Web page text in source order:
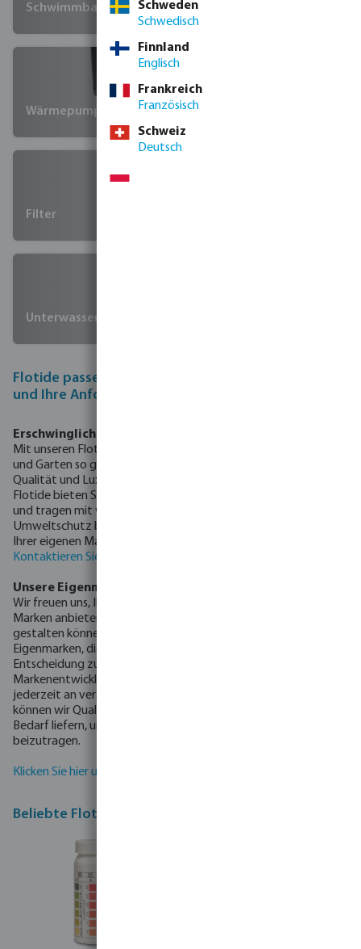
Schwimmbadpumpen
Wärmepumpen
Filter
Unterwasserbeleuchtung
Flotide passen wir individuell an Ihren Projektplan
und Ihre Anforderungen an
Erschwinglich & umweltfreundlich
Mit unseren Flotide-Produkten können Ihre Kunden ihren Pool
und Garten so genießen, wie sie es möchten, zuverlässige
Qualität und Luxusgefühl zu erschwinglichen Preisen. Mit
Flotide bieten Sie ihnen ein echtes Preis-Leistungs-Verhältnis
und tragen mit wasser- und stromsparenden Produkten zum
Umweltschutz bei. Es ist sogar möglich, das Flotide-Erlebnis mit
Ihrer eigenen Marke anzubieten.
Kontaktieren Sie uns
Unsere Eigenmarken sind die clevere Wahl
Wir freuen uns, Ihnen eine große Auswahl an Produkten und
Marken anbieten zu können, damit Sie Ihre Installationen so
gestalten können, wie Sie es möchten. Flotide ist eine der
Eigenmarken, die wir Ihnen anbieten, um eine gute
Entscheidung zu treffen. Da wir die Produkt- und
Markenentwicklung kontrollieren, können wir unser Sortiment
jederzeit an veränderte Nachfrage anpassen. Aus diesem Grund
können wir Qualitätsmarken und die besten Produkte für jeden
Bedarf liefern, um weltweit zur Lösung von Wasserproblemen
beizutragen.
Klicken Sie hier und erfahren Sie mehr über Bevo's Produkte
Beliebte Flotide Produkte
Schweden
Schwedisch
Finnland
Englisch
Frankreich
Französisch
Schweiz
Deutsch